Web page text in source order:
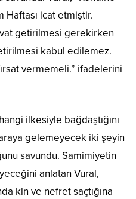
icat etmiştir.
getirilmesi gerekirken
kabul edilemez.
vermemeli.” ifadelerini
ilkesiyle bağdaştığını
gelemeyecek iki şeyin
savundu. Samimiyetin
anlatan Vural,
kin ve nefret saçtığına